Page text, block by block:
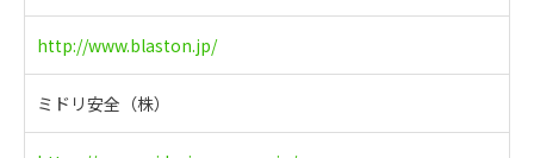
http://www.blaston.jp/
ミドリ安全（株）